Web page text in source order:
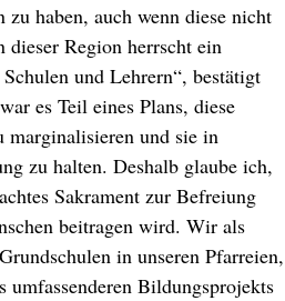
zu haben, auch wenn diese nicht
Region herrscht ein
und Lehrern“, bestätigt
es Teil eines Plans, diese
marginalisieren und sie in
zu halten. Deshalb glaube ich,
Sakrament zur Befreiung
beitragen wird. Wir als
in unseren Pfarreien,
umfassenderen Bildungsprojekts